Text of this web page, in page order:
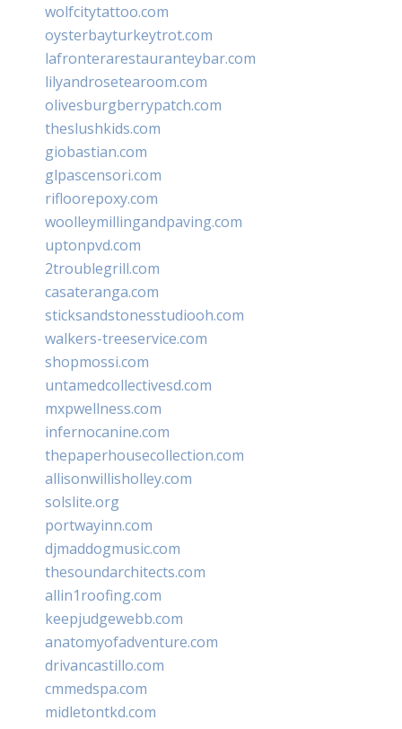
wolfcitytattoo.com
oysterbayturkeytrot.com
lafronterarestauranteybar.com
lilyandrosetearoom.com
olivesburgberrypatch.com
theslushkids.com
giobastian.com
glpascensori.com
rifloorepoxy.com
woolleymillingandpaving.com
uptonpvd.com
2troublegrill.com
casateranga.com
sticksandstonesstudiooh.com
walkers-treeservice.com
shopmossi.com
untamedcollectivesd.com
mxpwellness.com
infernocanine.com
thepaperhousecollection.com
allisonwillisholley.com
solslite.org
portwayinn.com
djmaddogmusic.com
thesoundarchitects.com
allin1roofing.com
keepjudgewebb.com
anatomyofadventure.com
drivancastillo.com
cmmedspa.com
midletontkd.com